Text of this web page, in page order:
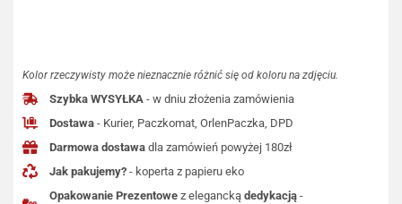
Kolor rzeczywisty może nieznacznie różnić się od koloru na zdjęciu.
Szybka WYSYŁKA - w dniu złożenia zamówienia
Dostawa - Kurier, Paczkomat, OrlenPaczka, DPD
Darmowa dostawa dla zamówień powyżej 180zł
Jak pakujemy? - koperta z papieru eko
Opakowanie Prezentowe z eleganckądedykacją -